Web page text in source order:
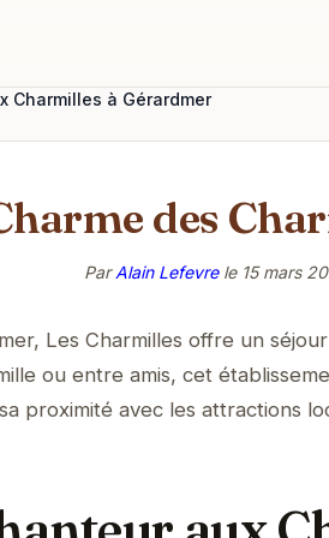
Charmilles à Gérardmer
des
ParAlain Lefevrele 15 mars
Les Charmilles offre un
ou entre amis, cet
proximité avec les attractions